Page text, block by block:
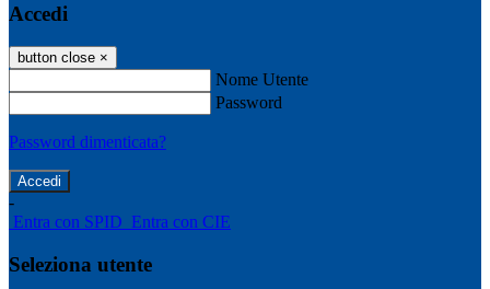
Accedi
button close ×
Nome Utente
Password
Password dimenticata?
-
Entra con SPID Entra con CIE
Seleziona utente